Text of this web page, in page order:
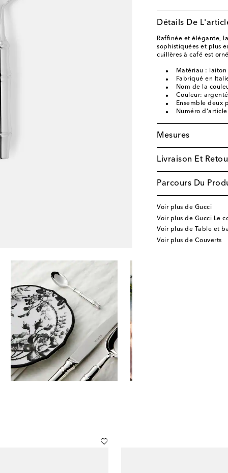
Détails De
Raffinée et élégante,
sophistiquées et plus
cuillères à café est
Matériau :
Fabriqué en
Nom de la
Couleur: argenté
Ensemble deux
Numéro
Mesures
Livraison Et
Parcours Du
Voir plus de Gucci
Voir plus de Gucci Le
Voir plus de Table et
Voir plus de Couverts